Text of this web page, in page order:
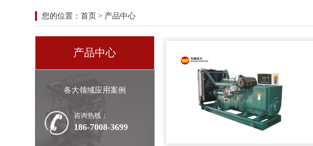
您的位置：首页 > 产品中心
产品中心
各大领域应用案例
咨询热线：
186-7008-3699